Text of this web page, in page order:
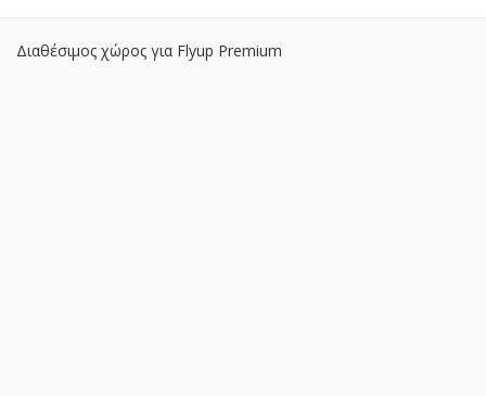
Διαθέσιμος χώρος για Flyup Premium